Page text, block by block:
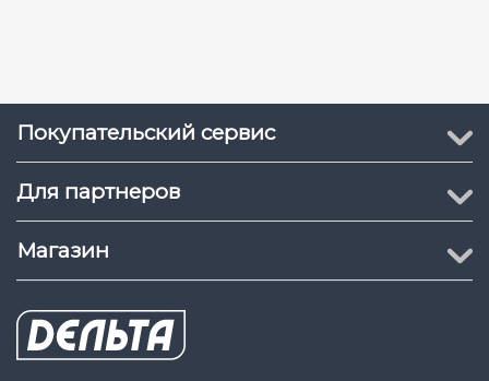
Покупательский сервис
Для партнеров
Магазин